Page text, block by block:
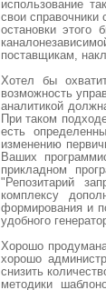
использование
свои справочники
остановки этого
поставщикам,
Хотел бы
возможность
аналитикой
При таком
есть
изменению
Ваших
прикладном
"Репозитарий
комплексу
формирования и
удобного
Хорошо
хорошо
снизить
методики